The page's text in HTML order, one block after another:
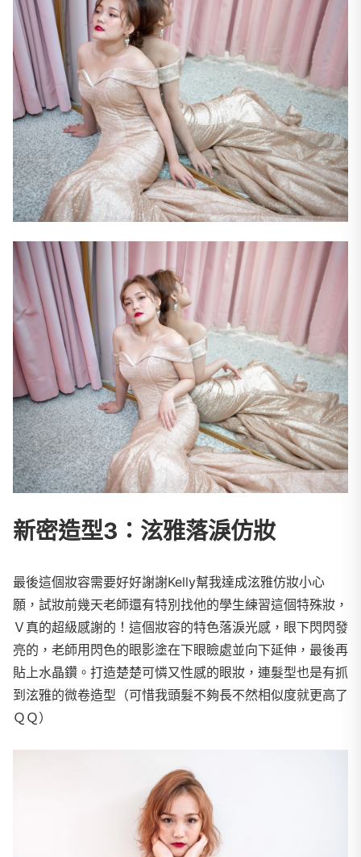
新密造型3：泫雅落淚仿妝
最後這個妝容需要好好謝謝Kelly幫我達成泫雅仿妝小心
願，試妝前幾天老師還有特別找他的學生練習這個特殊妝，
Ｖ真的超級感謝的！這個妝容的特色落淚光感，眼下閃閃發
亮的，老師用閃色的眼影塗在下眼瞼處並向下延伸，最後再
貼上水晶鑽。打造楚楚可憐又性感的眼妝，連髮型也是有抓
到泫雅的微卷造型（可惜我頭髮不夠長不然相似度就更高了
ＱＱ）